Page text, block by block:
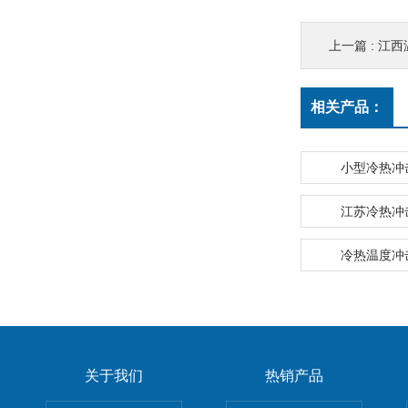
上一篇 : 江西
相关产品：
小型冷热冲
江苏冷热冲
冷热温度冲
关于我们 热销产品